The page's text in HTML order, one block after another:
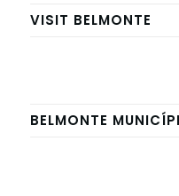
VISIT BELMONTE
BELMONTE